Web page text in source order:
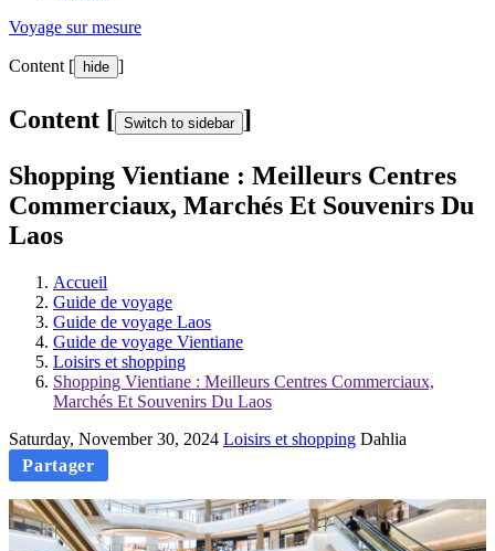
Voyage sur mesure
Content [ hide ]
Content [ Switch to sidebar ]
Shopping Vientiane : Meilleurs Centres
Commerciaux, Marchés Et Souvenirs Du
Laos
Accueil
Guide de voyage
Guide de voyage Laos
Guide de voyage Vientiane
Loisirs et shopping
Shopping Vientiane : Meilleurs Centres Commerciaux,
Marchés Et Souvenirs Du Laos
Saturday, November 30, 2024 Loisirs et shopping Dahlia
Partager